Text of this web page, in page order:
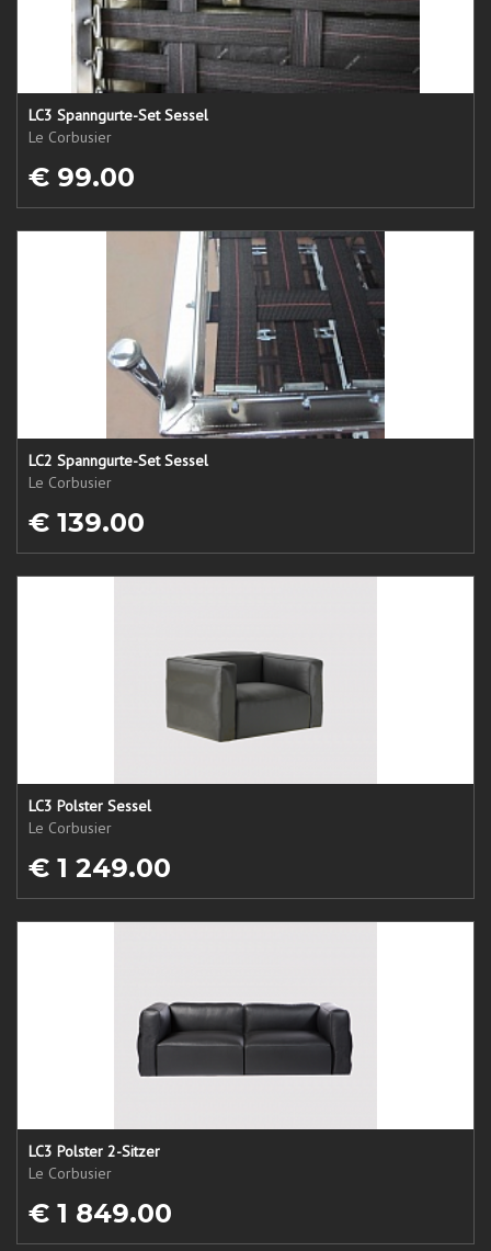
LC3 Spanngurte-Set Sessel
Le Corbusier
€ 99.00
LC2 Spanngurte-Set Sessel
Le Corbusier
€ 139.00
LC3 Polster Sessel
Le Corbusier
€ 1 249.00
LC3 Polster 2-Sitzer
Le Corbusier
€ 1 849.00